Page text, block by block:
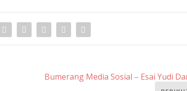
Bumerang Media Sosial – Esai Yudi